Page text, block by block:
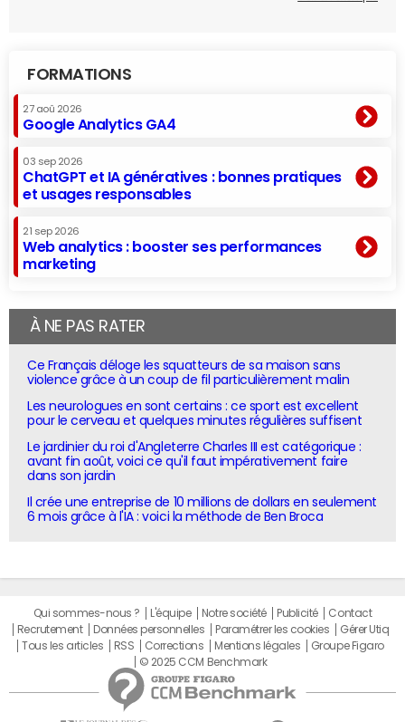
FORMATIONS
27 aoû 2026
Google Analytics GA4
03 sep 2026
ChatGPT et IA génératives : bonnes pratiques
et usages responsables
21 sep 2026
Web analytics : booster ses performances
marketing
À NE PAS RATER
Ce Français déloge les squatteurs de sa maison sans
violence grâce à un coup de fil particulièrement malin
Les neurologues en sont certains : ce sport est excellent
pour le cerveau et quelques minutes régulières suffisent
Le jardinier du roi d'Angleterre Charles III est catégorique :
avant fin août, voici ce qu'il faut impérativement faire
dans son jardin
Il crée une entreprise de 10 millions de dollars en seulement
6 mois grâce à l'IA : voici la méthode de Ben Broca
Qui sommes-nous ? L'équipe Notre société Publicité
Contact
Recrutement
Données personnelles Paramétrer les cookies
Gérer Utiq
Tous les articles
RSS Corrections Mentions légales
Groupe Figaro
© 2025 CCM Benchmark